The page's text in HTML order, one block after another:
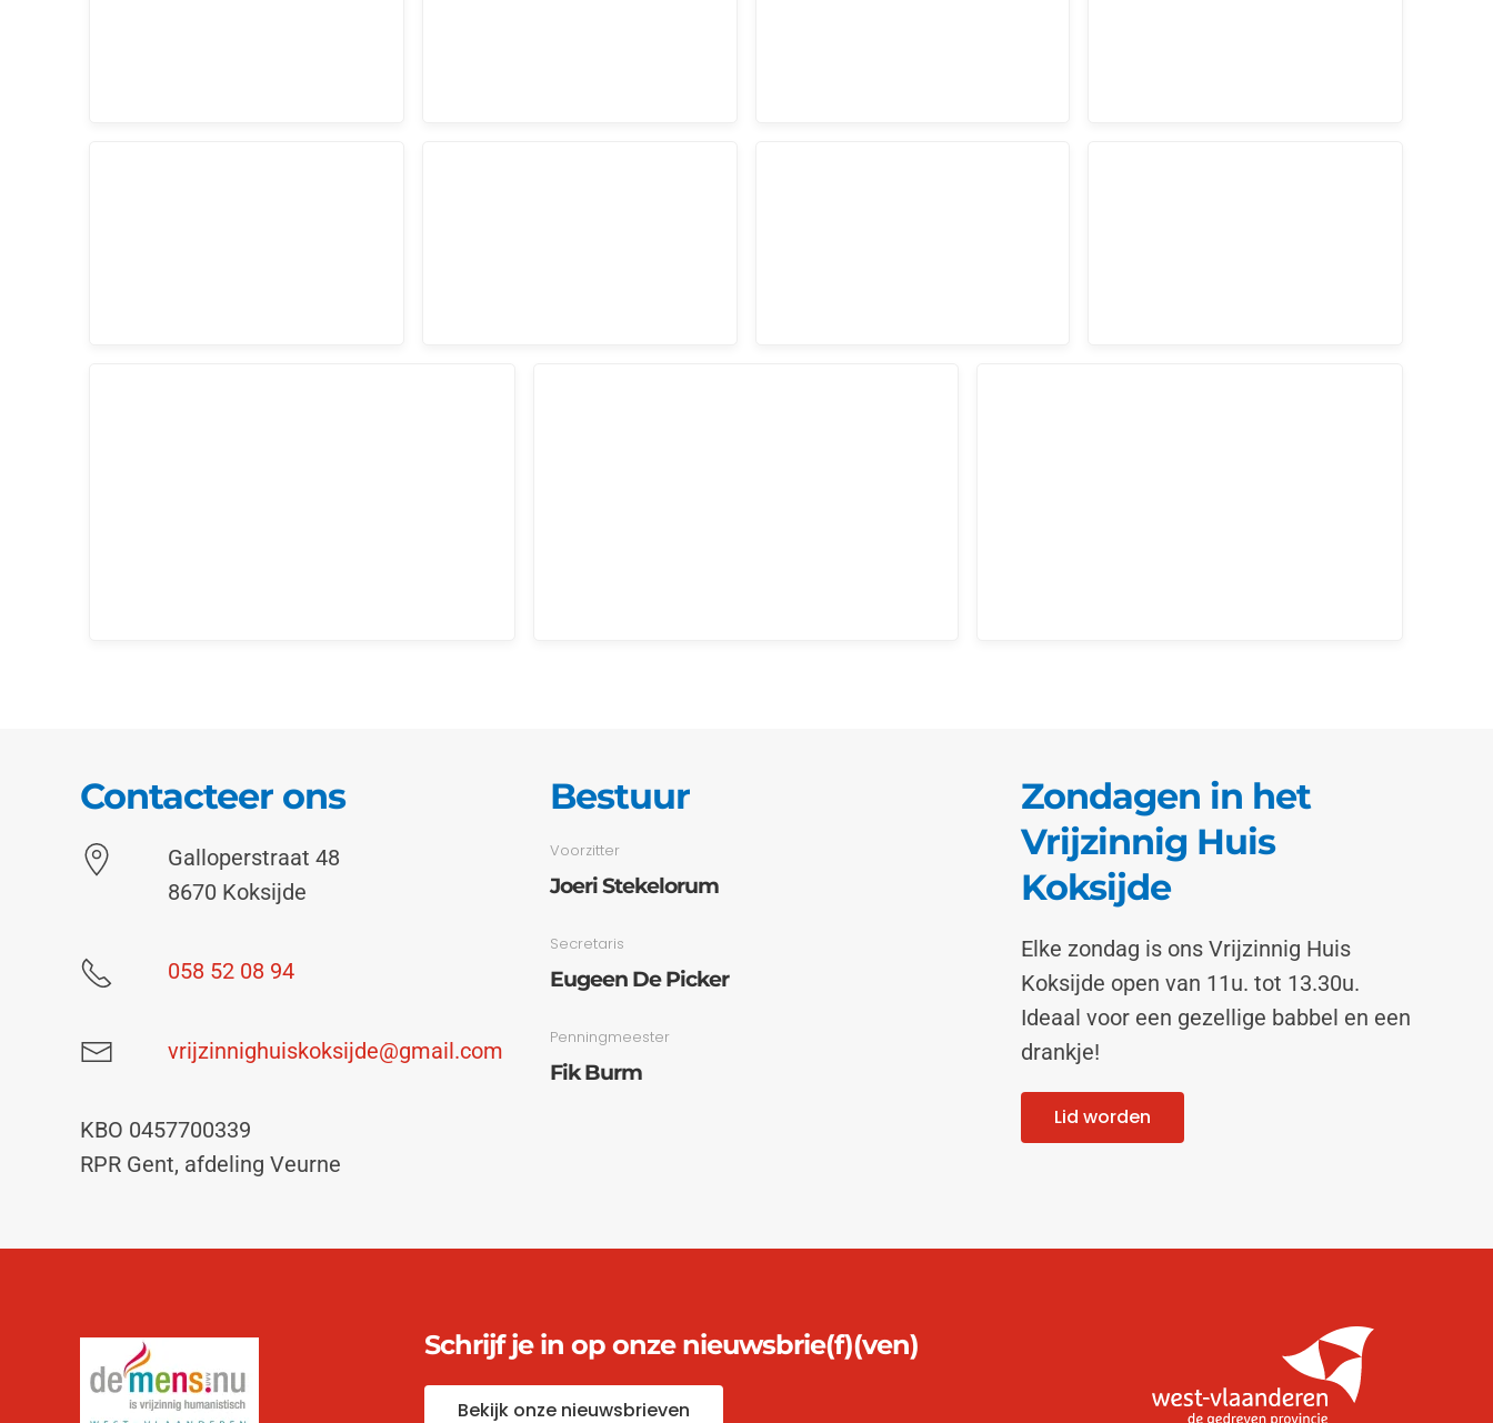
Contacteer ons
Galloperstraat 48
8670 Koksijde
058 52 08 94
vrijzinnighuiskoksijde@gmail.com
KBO 0457700339
RPR Gent, afdeling Veurne
Bestuur
Voorzitter
Joeri Stekelorum
Secretaris
Eugeen De Picker
Penningmeester
Fik Burm
Zondagen in het
Vrijzinnig Huis
Koksijde
Elke zondag is ons Vrijzinnig Huis
Koksijde open van 11u. tot 13.30u.
Ideaal voor een gezellige babbel en een
drankje!
Lid worden
Schrijf je in op onze nieuwsbrie(f)(ven)
Bekijk onze nieuwsbrieven